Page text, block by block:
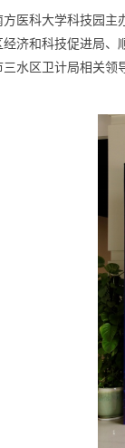
医科大学科技园主
济和科技促进局、
水区卫计局相关领